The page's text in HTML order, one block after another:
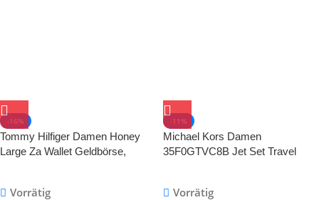
-16%
Tommy Hilfiger Damen Honey
Large Za Wallet Geldbörse,
Vorrätig
-11%
Michael Kors Damen
35F0GTVC8B Jet Set Travel
Vorrätig